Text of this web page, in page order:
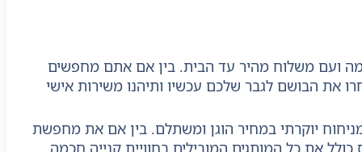
ועם משלוח מהיר עד הבית. בין אם אתם מחפשים
את הבושם לגבר שלכם עכשיו ותיהנו משירות אישי
יוקרתי במחיר הוגן ומשתלם. בין אם את מחפשת
את כל המותגים המובילים בחוויית קנייה חכמה